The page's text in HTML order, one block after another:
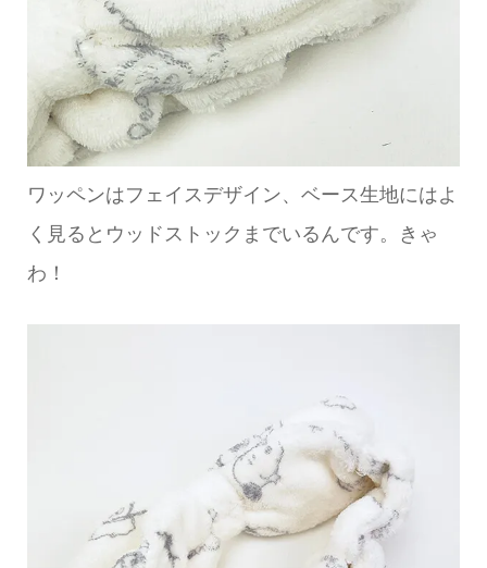
ワッペンはフェイスデザイン、ベース生地にはよ
く見るとウッドストックまでいるんです。きゃ
わ！